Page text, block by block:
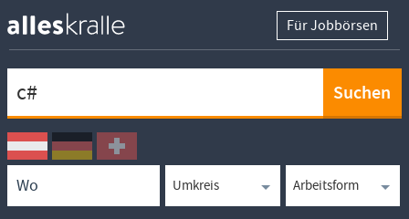
Für Jobbörsen
Ortssuche
Umkreissuche
Arbeitsform